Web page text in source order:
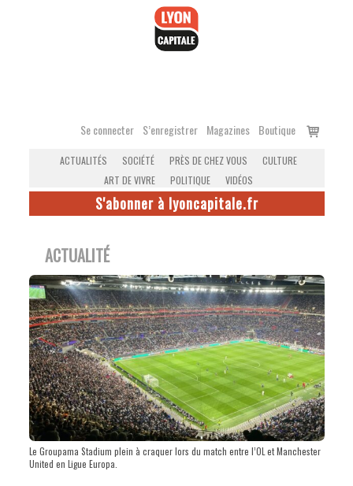
Se connecter S’enregistrer Magazines Boutique
Voir
ACTUALITÉS SOCIÉTÉ PRÈS DE CHEZ VOUS
CULTURE
ART DE VIVRE
POLITIQUE VIDÉOS
S'abonner à lyoncapitale.fr
ACTUALITÉ
Le Groupama Stadium plein à craquer lors du match entre l’OL et Manchester
United en Ligue Europa.